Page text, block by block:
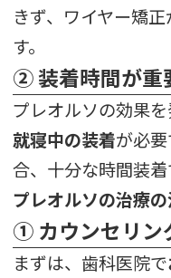
きず、ワイヤー矯
す。
② 装着時間が重
プレオルソの効果を
就寝中の装着が必
合、十分な時間装着
プレオルソの治療
① カウンセリン
まずは、歯科医院で